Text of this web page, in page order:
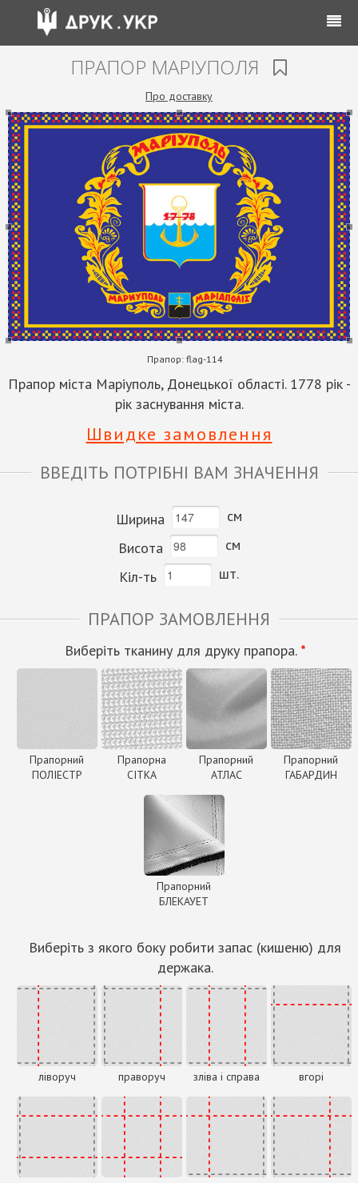
ПРАПОР МАРІУПОЛЯ
Про доставку
Прапор: flag-114
Прапор міста Маріуполь, Донецької області. 1778 рік -
рік заснування міста.
Швидке замовлення
ВВЕДІТЬ ПОТРІБНІ ВАМ ЗНАЧЕННЯ
Ширина
см
Висота
см
Кіл-ть
шт.
ПРАПОР ЗАМОВЛЕННЯ
Виберіть тканину для друку прапора. *
Прапорний
ПОЛІЕСТР
Прапорна
СІТКА
Прапорний
АТЛАС
Прапорний
ГАБАРДИН
Прапорний
БЛЕКАУЕТ
Виберіть з якого боку робити запас (кишеню) для
держака.
ліворуч праворуч зліва і справа вгорі